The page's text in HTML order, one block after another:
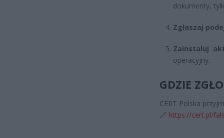
dokumenty,
Zgłaszaj
Zainstaluj
operacyjny.
GDZIE
CERT Polska
🔗 https://cert.pl/